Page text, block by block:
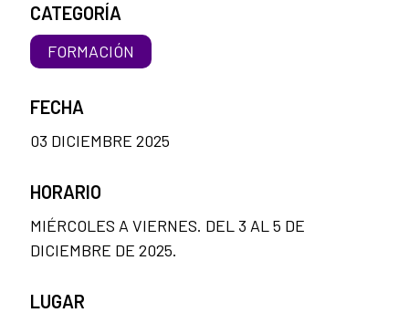
CATEGORÍA
FORMACIÓN
FECHA
03 DICIEMBRE 2025
HORARIO
MIÉRCOLES A VIERNES. DEL 3 AL 5 DE
DICIEMBRE DE 2025.
LUGAR